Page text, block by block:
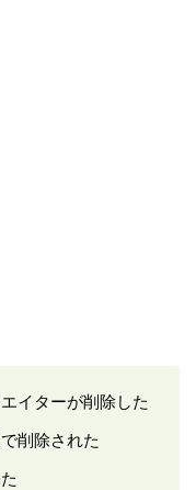
イターが削除した
削除された